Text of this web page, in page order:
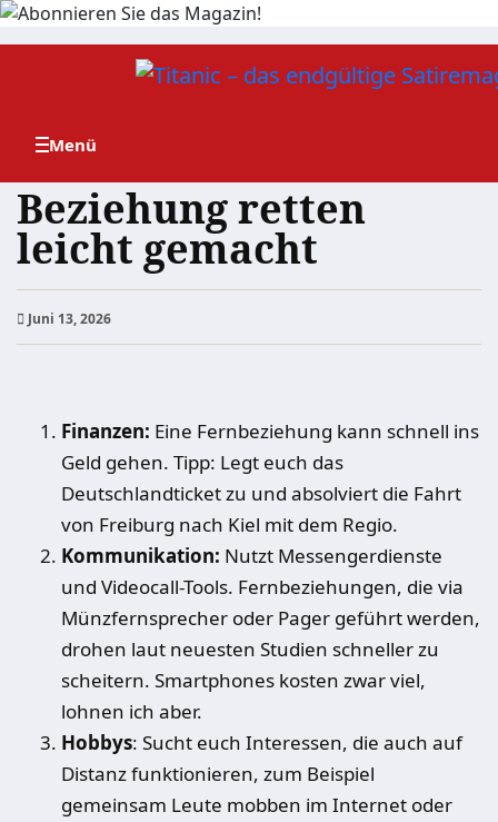
Zum
Beziehung retten
leicht gemacht
Juni 13, 2026
Finanzen: Eine Fernbeziehung kann schnell ins
Geld gehen. Tipp: Legt euch das
Deutschlandticket zu und absolviert die Fahrt
von Freiburg nach Kiel mit dem Regio.
Kommunikation: Nutzt Messengerdienste
und Videocall-Tools. Fernbeziehungen, die via
Münzfernsprecher oder Pager geführt werden,
drohen laut neuesten Studien schneller zu
scheitern. Smartphones kosten zwar viel,
lohnen ich aber.
Hobbys: Sucht euch Interessen, die auch auf
Distanz funktionieren, zum Beispiel
gemeinsam Leute mobben im Internet oder